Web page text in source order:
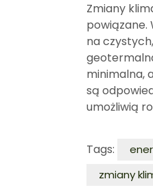
Zmiany
na
minimalna,
są
umożliwią
Tags:
zmiany